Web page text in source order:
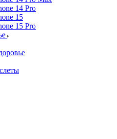
14 Pro
15
15 Pro